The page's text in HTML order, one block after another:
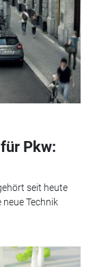
Pkw:
seit heute
Technik